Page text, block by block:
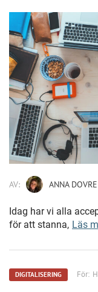
AV: ANNA DOVRE
Idag har vi alla
för att stanna, Läs
DIGITALISERING För: